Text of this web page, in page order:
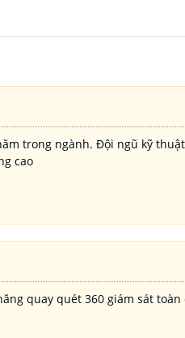
trong ngành. Đội ngũ kỹ
cao
quay quét 360 giám sát